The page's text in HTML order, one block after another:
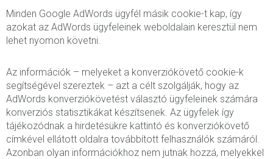
Minden Google AdWords ügyfél másik cookie-t kap, így
azokat az AdWords ügyfeleinek weboldalain keresztül nem
lehet nyomon követni.
Az információk – melyeket a konverziókövető cookie-k
segítségével szereztek – azt a célt szolgálják, hogy az
AdWords konverziókövetést választó ügyfeleinek számára
konverziós statisztikákat készítsenek. Az ügyfelek így
tájékozódnak a hirdetésükre kattintó és konverziókövető
címkével ellátott oldalra továbbított felhasználók számáról.
Azonban olyan információkhoz nem jutnak hozzá, melyekkel